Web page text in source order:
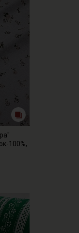
100%,